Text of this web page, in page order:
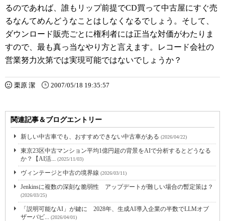
るのであれば、誰もリップ前提でCD買って中古屋にすぐ売
るなんてめんどうなことはしなくなるでしょう。そして、
ダウンロード販売ごとに権利者には正当な対価がわたりま
すので、最も真っ当なやり方と言えます。レコード会社の
営業努力次第では実現可能ではないでしょうか？
栗原 潔 2007/05/18 19:35:57
関連記事＆ブログエントリー
新しい中古車でも、おすすめできない中古車がある (2026/04/22)
東京23区中古マンション平均1億円超の背景をAIで分析するとどうなる
か？【AI活... (2025/11/03)
ヴィンテージと中古の境界線 (2026/03/11)
Jenkinsに複数の深刻な脆弱性 アップデートが難しい場合の暫定策は？
(2026/03/25)
「説明可能なAI」が鍵に 2028年、生成AI導入企業の半数でLLMオブ
ザーバビ... (2026/04/01)